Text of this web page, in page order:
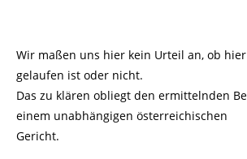
Wir maßen uns hier kein Urteil an, ob
gelaufen ist oder nicht.
Das zu klären obliegt den ermittelnden
einem unabhängigen österreichischen
Gericht.